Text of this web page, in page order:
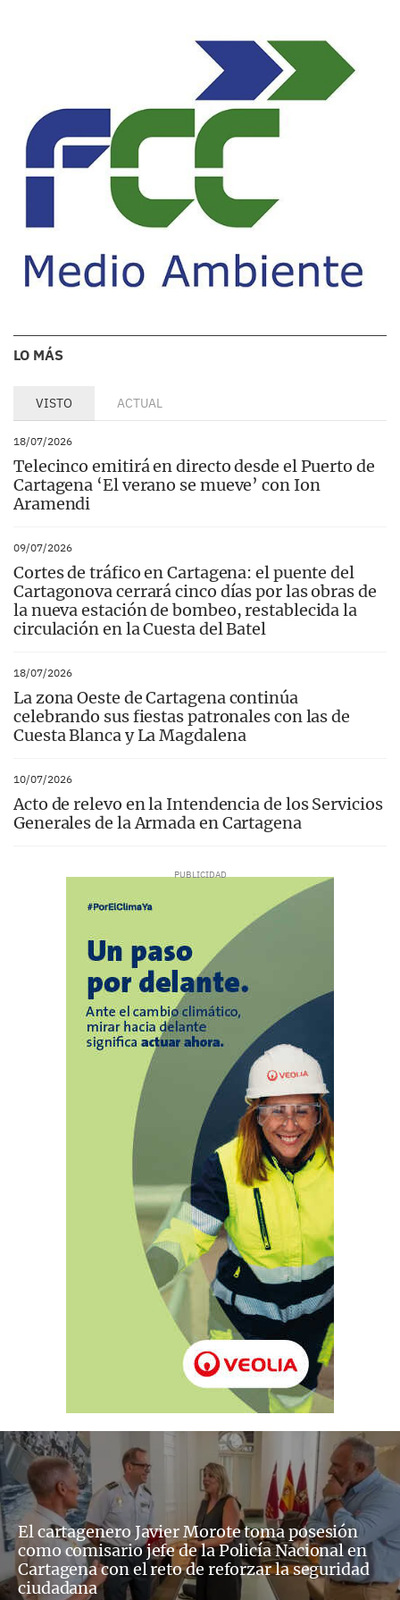
LO MÁS
VISTO ACTUAL
18/07/2026
Telecinco emitirá en directo desde el Puerto de
Cartagena ‘El verano se mueve’ con Ion
Aramendi
09/07/2026
Cortes de tráfico en Cartagena: el puente del
Cartagonova cerrará cinco días por las obras de
la nueva estación de bombeo, restablecida la
circulación en la Cuesta del Batel
18/07/2026
La zona Oeste de Cartagena continúa
celebrando sus fiestas patronales con las de
Cuesta Blanca y La Magdalena
10/07/2026
Acto de relevo en la Intendencia de los Servicios
Generales de la Armada en Cartagena
El cartagenero Javier Morote toma posesión
como comisario jefe de la Policía Nacional en
Cartagena con el reto de reforzar la seguridad
ciudadana